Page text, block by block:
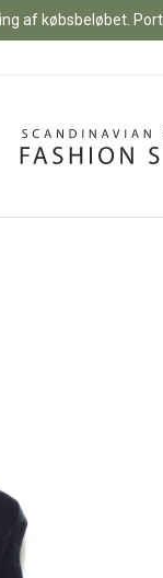
af købsbeløbet.